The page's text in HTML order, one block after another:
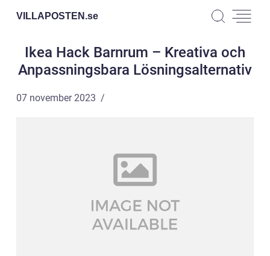
VILLAPOSTEN.se
Ikea Hack Barnrum – Kreativa och
Anpassningsbara Lösningsalternativ
07 november 2023